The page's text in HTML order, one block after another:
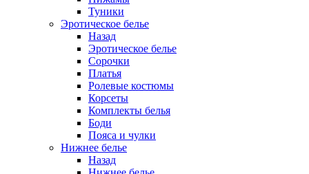
Туники
Эротическое белье
Назад
Эротическое белье
Сорочки
Платья
Ролевые костюмы
Корсеты
Комплекты белья
Боди
Пояса и чулки
Нижнее белье
Назад